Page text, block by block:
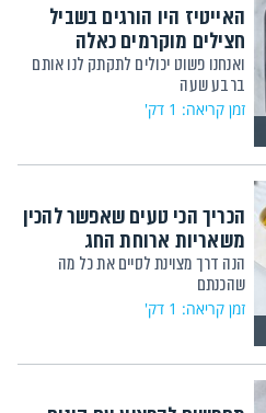
האייטיז היו הורגים בשביל
חצילים מוקרמים כאלה
ואנחנו פשוט יכולים לתקתק לנו אותם
ברבע שעה
זמן קריאה: 1 דק'
הכריך הכי טעים שאפשר להכין
משאריות ארוחת החג
הנה דרך מצוינת לסיים את כל מה
שהכנתם
זמן קריאה: 1 דק'